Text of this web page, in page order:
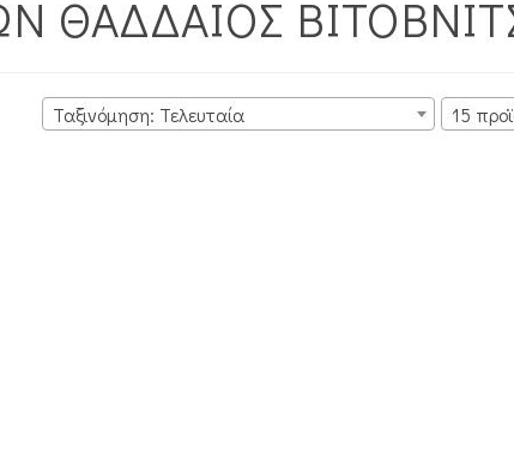
ΘΑΔΔΑΙΟΣ
Ταξινόμηση: Τελευταία